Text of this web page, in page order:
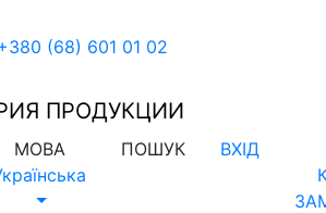
(68) 601 01 02
ПРОДУКЦИИ
МОВА
ПОШУК
ВХІД